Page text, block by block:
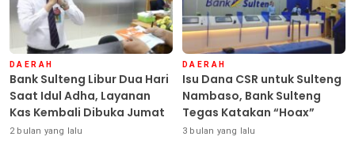
DAERAH
Bank Sulteng Libur Dua Hari
Saat Idul Adha, Layanan
Kas Kembali Dibuka Jumat
2 bulan yang lalu
DAERAH
Isu Dana CSR untuk Sulteng
Nambaso, Bank Sulteng
Tegas Katakan “Hoax”
3 bulan yang lalu